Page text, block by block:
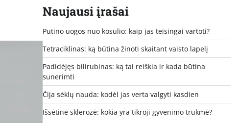
Naujausi įrašai
Putino uogos nuo kosulio: kaip jas teisingai vartoti?
Tetraciklinas: ką būtina žinoti skaitant vaisto lapelį
Padidėjęs bilirubinas: ką tai reiškia ir kada būtina
sunerimti
Čija sėklų nauda: kodėl jas verta valgyti kasdien
Išsėtinė sklerozė: kokia yra tikroji gyvenimo trukmė?